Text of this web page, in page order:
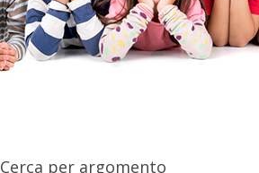
Cerca per argomento